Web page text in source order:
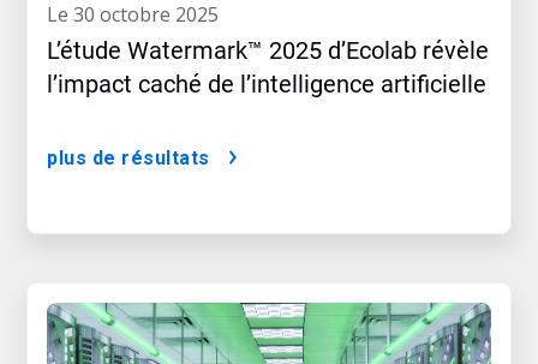
le 30 octobre 2025
L’étude Watermark™ 2025 d’Ecolab révèle
l’impact caché de l’intelligence artificielle
plus de résultats